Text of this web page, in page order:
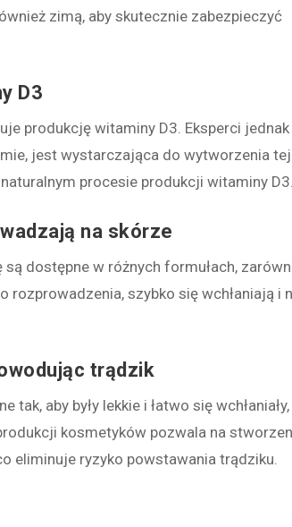
zimą, aby skutecznie zabezpieczyć
D3
produkcję witaminy D3. Eksperci jednak
jest wystarczająca do wytworzenia tej
procesie produkcji witaminy D3.
na skórze
dostępne w różnych formułach,
rozprowadzenia, szybko się wchłaniają i
trądzik
aby były lekkie i łatwo się
kosmetyków pozwala na
eliminuje ryzyko powstawania trądziku.